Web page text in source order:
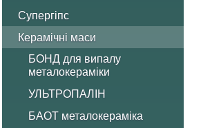
Супергіпс
Керамічні маси
БОНД для випалу
металокераміки
УЛЬТРОПАЛІН
БАОТ металокераміка